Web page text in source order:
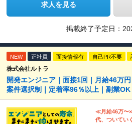
求人を見る
掲載終了予定日：
NEW 正社員 面接情報有 自己PR不要
株式会社ルトラ
開発エンジニア｜面接1回｜月給46万
案件選択制｜定着率96％以上｜副業
≪月給46万〜
代、ついてい